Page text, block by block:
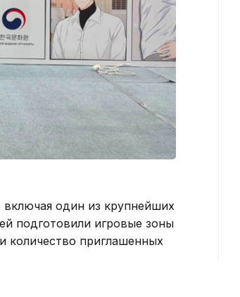
включая один из крупнейших
подготовили игровые зоны
количество приглашенных